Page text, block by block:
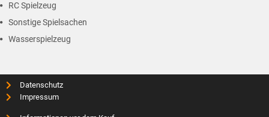
RC Spielzeug
Sonstige Spielsachen
Wasserspielzeug
Datenschutz
Impressum